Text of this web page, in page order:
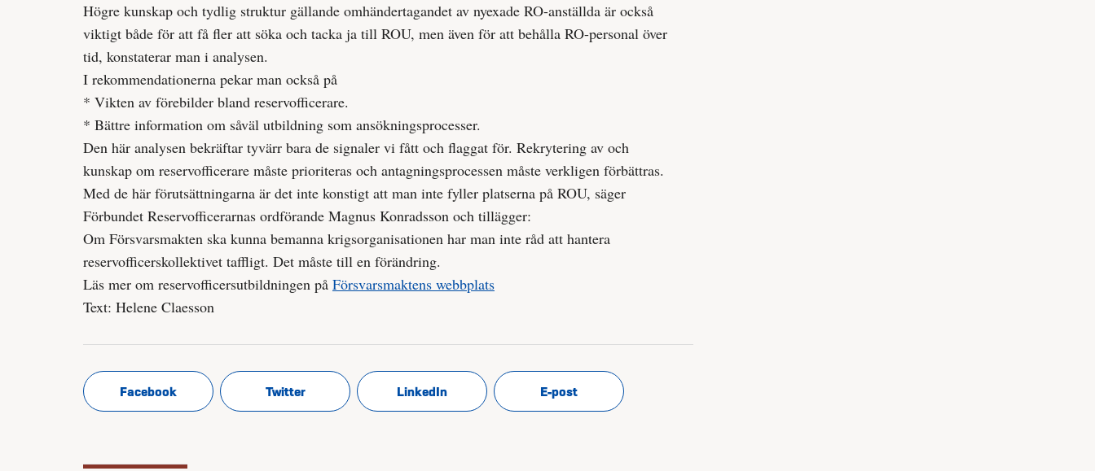
Högre kunskap och tydlig struktur gällande omhändertagandet av nyexade RO-anställda är också
viktigt både för att få fler att söka och tacka ja till ROU, men även för att behålla RO-personal över
tid, konstaterar man i analysen.
I rekommendationerna pekar man också på
* Vikten av förebilder bland reservofficerare.
* Bättre information om såväl utbildning som ansökningsprocesser.
Den här analysen bekräftar tyvärr bara de signaler vi fått och flaggat för. Rekrytering av och
kunskap om reservofficerare måste prioriteras och antagningsprocessen måste verkligen förbättras.
Med de här förutsättningarna är det inte konstigt att man inte fyller platserna på ROU, säger
Förbundet Reservofficerarnas ordförande Magnus Konradsson och tillägger:
Om Försvarsmakten ska kunna bemanna krigsorganisationen har man inte råd att hantera
reservofficerskollektivet taffligt. Det måste till en förändring.
Läs mer om reservofficersutbildningen på Försvarsmaktens webbplats
Text: Helene Claesson
Facebook Twitter LinkedIn E-post